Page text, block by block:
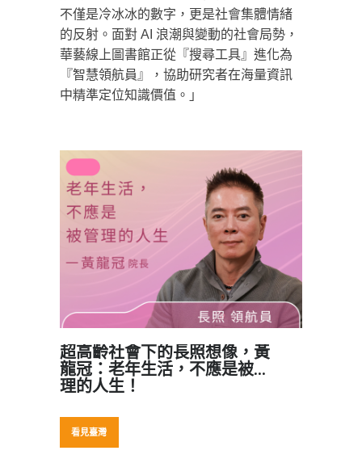
不僅是冷冰冰的數字，更是社會集體情緒
的反射。面對 AI 浪潮與變動的社會局勢，
華藝線上圖書館正從『搜尋工具』進化為
『智慧領航員』，協助研究者在海量資訊
中精準定位知識價值。」
超高齡社會下的長照想像，黃
龍冠：老年生活，不應是被管
理的人生！
看見臺灣